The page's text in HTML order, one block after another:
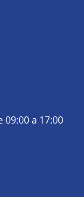
09:00 a 17:00